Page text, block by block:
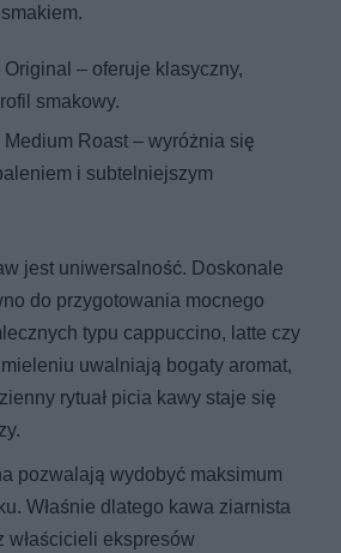
– oferuje klasyczny,
smakowy.
Roast – wyróżnia się
i subtelniejszym
jest uniwersalność. Doskonale
do przygotowania mocnego
typu cappuccino, latte czy
uwalniają bogaty aromat,
rytuał picia kawy staje się
pozwalają wydobyć maksimum
Właśnie dlatego kawa ziarnista
właścicieli ekspresów